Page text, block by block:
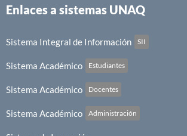
Enlaces a sistemas UNAQ
Sistema Integral de Información SII
Sistema Académico Estudiantes
Sistema Académico Docentes
Sistema Académico Administración